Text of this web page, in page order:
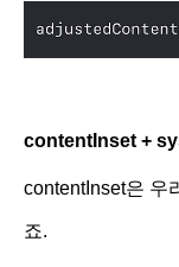
contentInset +
contentInset은 우
죠.